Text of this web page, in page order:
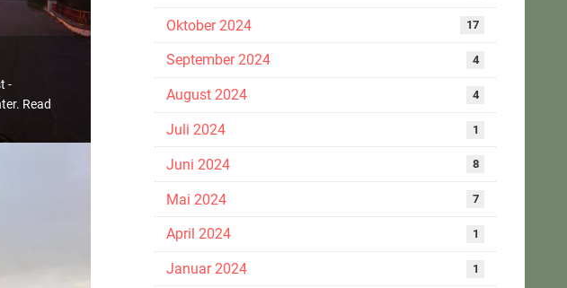
-
Read
Oktober 2024 17
September 2024 4
August 2024 4
Juli 2024 1
Juni 2024 8
Mai 2024 7
April 2024 1
Januar 2024 1